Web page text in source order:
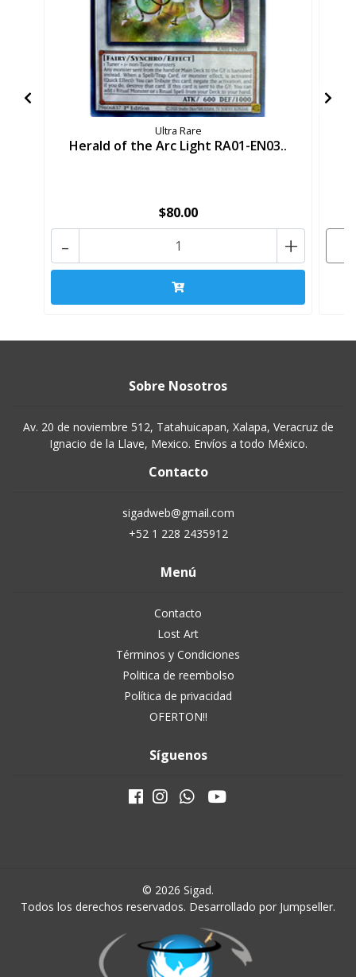
Ultra Rare
Herald of the Arc Light RA01-EN03..
$80.00
+
-
Sobre Nosotros
Av. 20 de noviembre 512, Tatahuicapan, Xalapa, Veracruz de
Ignacio de la Llave, Mexico. Envíos a todo México.
Contacto
sigadweb@gmail.com
+52 1 228 2435912
Menú
Contacto
Lost Art
Términos y Condiciones
Politica de reembolso
Política de privacidad
OFERTON!!
Síguenos
© 2026 Sigad.
Todos los derechos reservados. Desarrollado por Jumpseller.